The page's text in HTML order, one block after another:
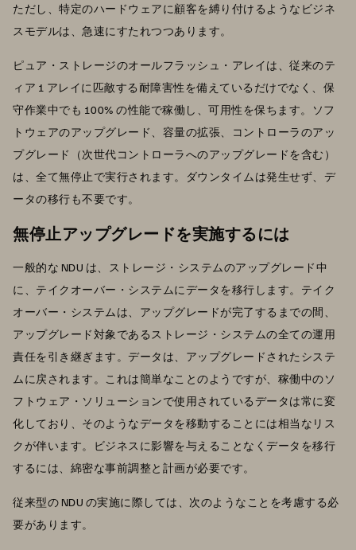
ただし、特定のハードウェアに顧客を縛り付けるようなビジネ
スモデルは、急速にすたれつつあります。
ピュア・ストレージのオールフラッシュ・アレイは、従来のテ
ィア 1 アレイに匹敵する耐障害性を備えているだけでなく、保
守作業中でも 100% の性能で稼働し、可用性を保ちます。ソフ
トウェアのアップグレード、容量の拡張、コントローラのアッ
プグレード（次世代コントローラへのアップグレードを含む）
は、全て無停止で実行されます。ダウンタイムは発生せず、デ
ータの移行も不要です。
無停止アップグレードを実施するには
一般的な NDU は、ストレージ・システムのアップグレード中
に、テイクオーバー・システムにデータを移行します。テイク
オーバー・システムは、アップグレードが完了するまでの間、
アップグレード対象であるストレージ・システムの全ての運用
責任を引き継ぎます。データは、アップグレードされたシステ
ムに戻されます。これは簡単なことのようですが、稼働中のソ
フトウェア・ソリューションで使用されているデータは常に変
化しており、そのようなデータを移動することには相当なリス
クが伴います。ビジネスに影響を与えることなくデータを移行
するには、綿密な事前調整と計画が必要です。
従来型の NDU の実施に際しては、次のようなことを考慮する必
要があります。